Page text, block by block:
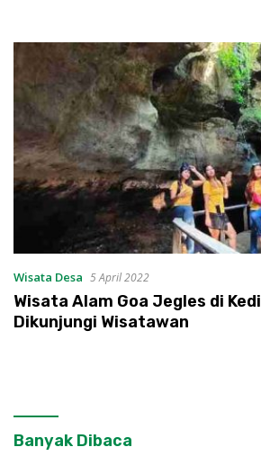
Wisata Desa 5 April 2022
Wisata Alam Goa Jegles di
Dikunjungi Wisatawan
Banyak Dibaca